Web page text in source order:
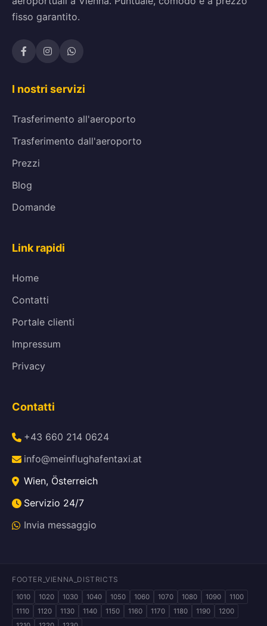
fisso garantito.
I nostri servizi
Trasferimento all'aeroporto
Trasferimento dall'aeroporto
Prezzi
Blog
Domande
Link rapidi
Home
Contatti
Portale clienti
Impressum
Privacy
Contatti
+43 660 214 0624
info@meinflughafentaxi.at
Wien, Österreich
Servizio 24/7
Invia messaggio
FOOTER_VIENNA_DISTRICTS
1010 1020 1030 1040 1050 1060 1070 1080 1090
1100
1110
1120 1130 1140 1150 1160 1170 1180 1190
1200